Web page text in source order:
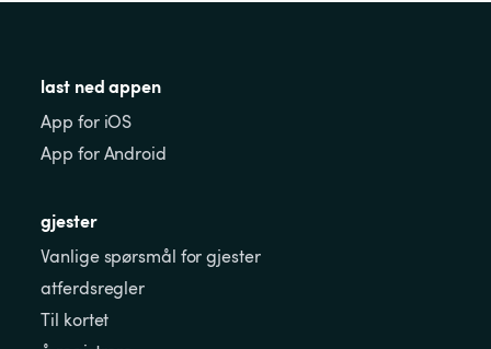
last ned appen
App for iOS
App for Android
gjester
Vanlige spørsmål for gjester
atferdsregler
Til kortet